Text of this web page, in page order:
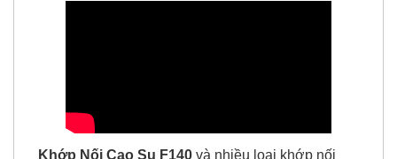
Khớp Nối Cao Su F140và nhiều loại khớp nối
trục, phụ kiện thay thế khớp nối khác được bán